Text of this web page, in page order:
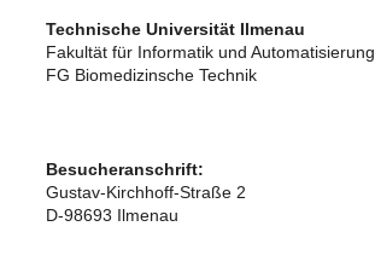
Technische Universität Ilmenau
Fakultät für Informatik und Automatisierung
FG Biomedizinsche Technik
Besucheranschrift:
Gustav-Kirchhoff-Straße 2
D-98693 Ilmenau